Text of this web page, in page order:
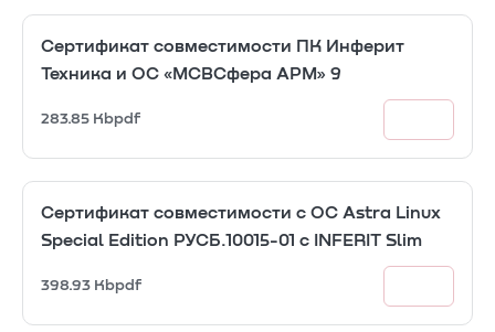
Сертификат совместимости ПК Инферит
Техника и ОС «МСВСфера АРМ» 9
283.85 Kbpdf
Сертификат совместимости с ОС Astra Linux
Special Edition РУСБ.10015-01 с INFERIT Slim
398.93 Kbpdf